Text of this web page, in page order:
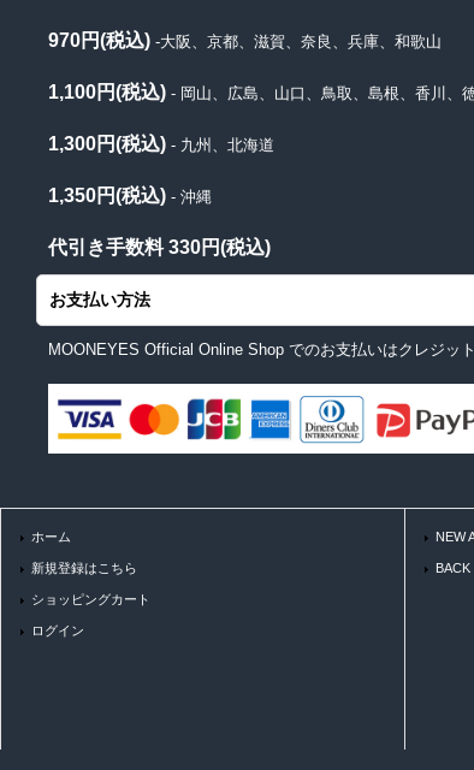
970円(税込) -大阪、京都、滋賀、奈良、兵庫、和歌山
1,100円(税込) - 岡山、広島、山口、鳥取、島根、香川、
1,300円(税込) - 九州、北海道
1,350円(税込) - 沖縄
代引き手数料 330円(税込)
お支払い方法
MOONEYES Official Online Shop でのお支払いはクレジッ
ホーム
新規登録はこちら
ショッピングカート
ログイン
NEW